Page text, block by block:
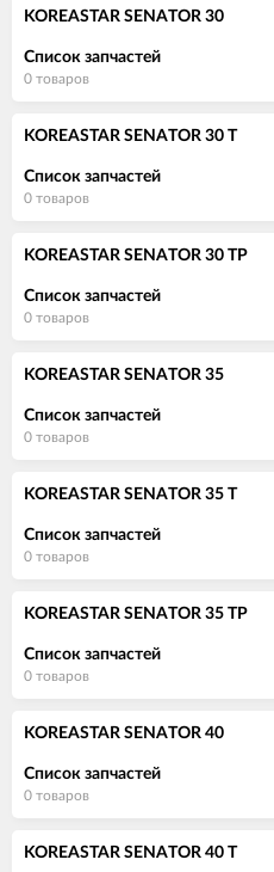
KOREASTAR SENATOR 30
Список запчастей
0 товаров
KOREASTAR SENATOR 30 T
Список запчастей
0 товаров
KOREASTAR SENATOR 30 TP
Список запчастей
0 товаров
KOREASTAR SENATOR 35
Список запчастей
0 товаров
KOREASTAR SENATOR 35 T
Список запчастей
0 товаров
KOREASTAR SENATOR 35 TP
Список запчастей
0 товаров
KOREASTAR SENATOR 40
Список запчастей
0 товаров
KOREASTAR SENATOR 40 T